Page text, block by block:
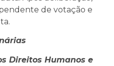
de votação e
Direitos Humanos e